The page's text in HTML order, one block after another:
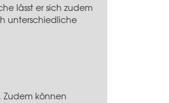
lässt er sich zudem
unterschiedliche
Zudem können